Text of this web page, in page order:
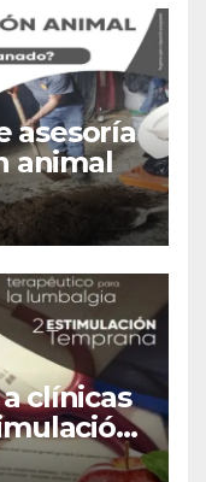
asesoría
animal
clínicas